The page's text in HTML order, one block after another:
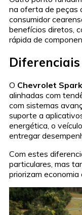
na oferta de peças
consumidor
benefícios diretos,
rápida de
O Chevrolet Spark
alinhadas com
com sistemas
suporte a
energética, o
entregar
Com estes
particulares, mas
priorizam